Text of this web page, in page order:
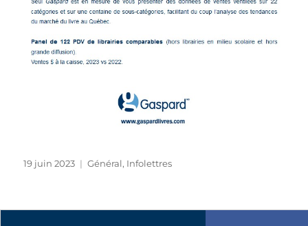
Publié
19 juin 2023 Catégories
Général, Infolettres